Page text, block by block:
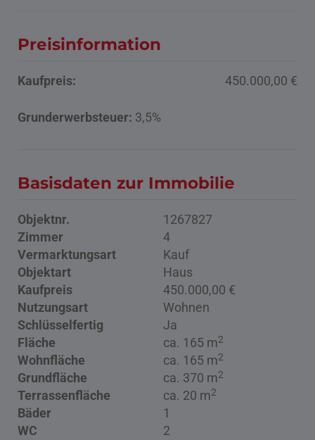
Preisinformation
Kaufpreis: 450.000,00 €
Grunderwerbsteuer: 3,5%
Basisdaten zur Immobilie
Objektnr.
1267827
Zimmer
4
Vermarktungsart
Kauf
Objektart
Haus
Kaufpreis
450.000,00 €
Nutzungsart
Wohnen
Schlüsselfertig
Ja
Fläche
ca. 165 m2
Wohnfläche ca. 165 m2
Grundfläche ca. 370 m2
Terrassenfläche ca. 20 m2
Bäder
1
WC
2